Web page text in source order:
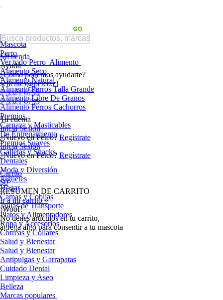
Mi tienda
Ayuda
¿Cómo podemos ayudarte?
sclientes@petco.cl
2 3321 6799
2 3321 6799
Tu cuenta
Inicia Sesión
¿Nuevo en Petco? Regístrate
Inicia Sesión
¿Nuevo en Petco? Regístrate
Carrito
$0
RESUMEN DE CARRITO
Ir a mi carrito »
¡Woof!
No tíenes artículos en tu carrito,
agrega algo para consentir a tu mascota
Mascota
Perro
Ver todo Perro Alimento
Alimento Seco
Alimento Natural
Alimento Perros Talla Grande
Alimento Libre De Granos
Alimento Perros Cachorros
Premios
Carnaza y Masticables
De Entrenamiento
Premios Suaves
Galletas y Snacks
Dentales
Moda y Diversión
Juguetes
Hogar
Camas y Cobijas
Jaulas de Transporte
Platos y Alimentadores
Ropa y Accesorios
Correas y Collares
Salud y Bienestar
Salud y Bienestar
Antipulgas y Garrapatas
Cuidado Dental
Limpieza y Aseo
Belleza
Marcas populares